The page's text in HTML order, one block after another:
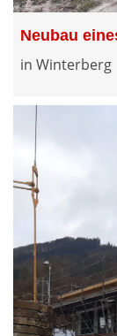
Neubau
in Winterberg